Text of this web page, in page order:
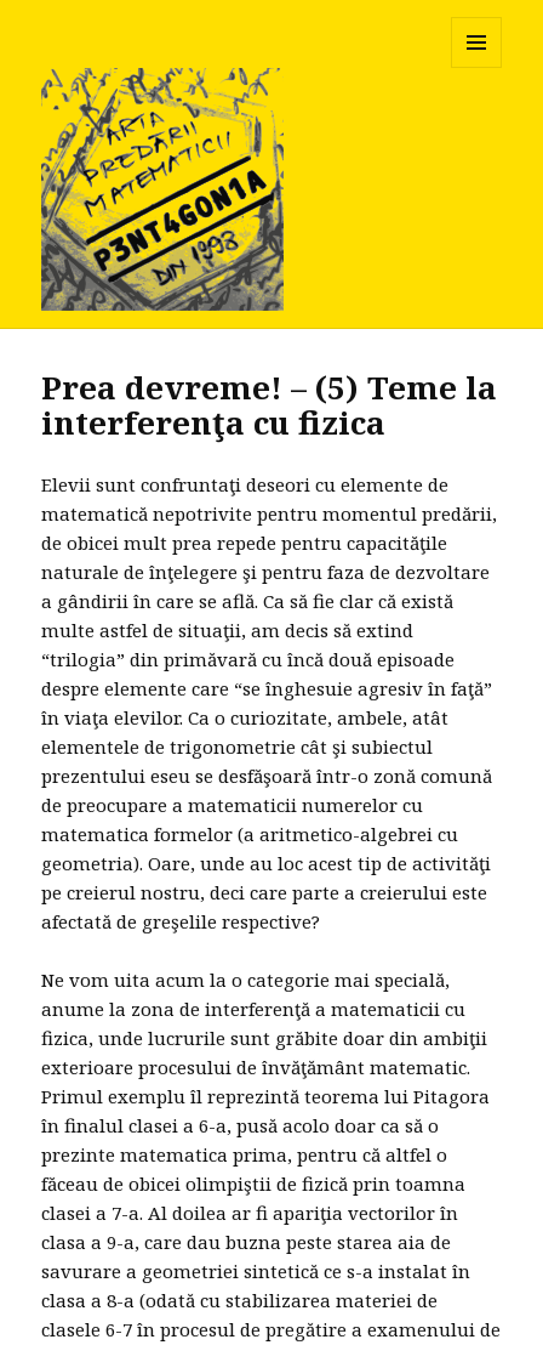
Prea devreme! – (5) Teme la
interferenţa cu fizica
Elevii sunt confruntaţi deseori cu elemente de
matematică nepotrivite pentru momentul predării,
de obicei mult prea repede pentru capacităţile
naturale de înţelegere şi pentru faza de dezvoltare
a gândirii în care se află. Ca să fie clar că există
multe astfel de situaţii, am decis să extind
“trilogia” din primăvară cu încă două episoade
despre elemente care “se înghesuie agresiv în faţă”
în viaţa elevilor. Ca o curiozitate, ambele, atât
elementele de trigonometrie cât şi subiectul
prezentului eseu se desfăşoară într-o zonă comună
de preocupare a matematicii numerelor cu
matematica formelor (a aritmetico-algebrei cu
geometria). Oare, unde au loc acest tip de activităţi
pe creierul nostru, deci care parte a creierului este
afectată de greşelile respective?
Ne vom uita acum la o categorie mai specială,
anume la zona de interferenţă a matematicii cu
fizica, unde lucrurile sunt grăbite doar din ambiţii
exterioare procesului de învăţământ matematic.
Primul exemplu îl reprezintă teorema lui Pitagora
în finalul clasei a 6-a, pusă acolo doar ca să o
prezinte matematica prima, pentru că altfel o
făceau de obicei olimpiştii de fizică prin toamna
clasei a 7-a. Al doilea ar fi apariţia vectorilor în
clasa a 9-a, care dau buzna peste starea aia de
savurare a geometriei sintetică ce s-a instalat în
clasa a 8-a (odată cu stabilizarea materiei de
clasele 6-7 în procesul de pregătire a examenului de